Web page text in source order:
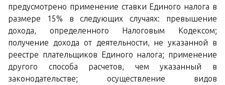
предусмотрено применение ставки Единого налога в
размере 15% в следующих случаях: превышение
дохода, определенного Налоговым Кодексом;
получение дохода от деятельности, не указанной в
реестре плательщиков Единого налога; применение
другого способа расчетов, чем указанный в
законодательстве; осуществление видов